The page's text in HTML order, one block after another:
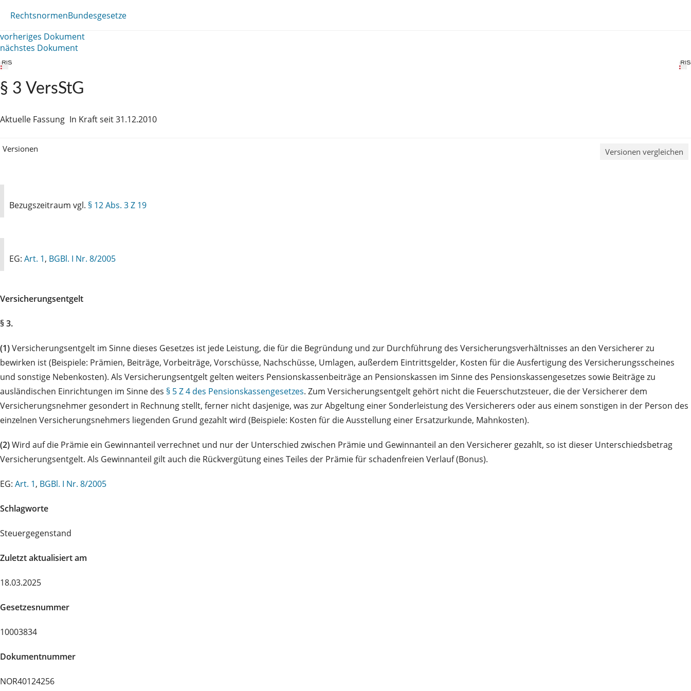
RechtsnormenBundesgesetze
vorheriges Dokument
nächstes Dokument
§ 3 VersStG
Aktuelle Fassung In Kraft seit 31.12.2010
Versionen Versionen vergleichen
Bezugszeitraum vgl. § 12 Abs. 3 Z 19
EG: Art. 1, BGBl. I Nr. 8/2005
Versicherungsentgelt
§ 3.
(1)Versicherungsentgelt im Sinne dieses Gesetzes ist jede Leistung, die für die Begründung und zur Durchführung des Versicherungsverhältnisses an den Versicherer zu
bewirken ist (Beispiele: Prämien, Beiträge, Vorbeiträge, Vorschüsse, Nachschüsse, Umlagen, außerdem Eintrittsgelder, Kosten für die Ausfertigung des Versicherungsscheines
und sonstige Nebenkosten). Als Versicherungsentgelt gelten weiters Pensionskassenbeiträge an Pensionskassen im Sinne des Pensionskassengesetzes sowie Beiträge zu
ausländischen Einrichtungen im Sinne des § 5 Z 4 des Pensionskassengesetzes. Zum Versicherungsentgelt gehört nicht die Feuerschutzsteuer, die der Versicherer dem
Versicherungsnehmer gesondert in Rechnung stellt, ferner nicht dasjenige, was zur Abgeltung einer Sonderleistung des Versicherers oder aus einem sonstigen in der Person des
einzelnen Versicherungsnehmers liegenden Grund gezahlt wird (Beispiele: Kosten für die Ausstellung einer Ersatzurkunde, Mahnkosten).
(2)Wird auf die Prämie ein Gewinnanteil verrechnet und nur der Unterschied zwischen Prämie und Gewinnanteil an den Versicherer gezahlt, so ist dieser Unterschiedsbetrag
Versicherungsentgelt. Als Gewinnanteil gilt auch die Rückvergütung eines Teiles der Prämie für schadenfreien Verlauf (Bonus).
EG: Art. 1, BGBl. I Nr. 8/2005
Schlagworte
Steuergegenstand
Zuletzt aktualisiert am
18.03.2025
Gesetzesnummer
10003834
Dokumentnummer
NOR40124256